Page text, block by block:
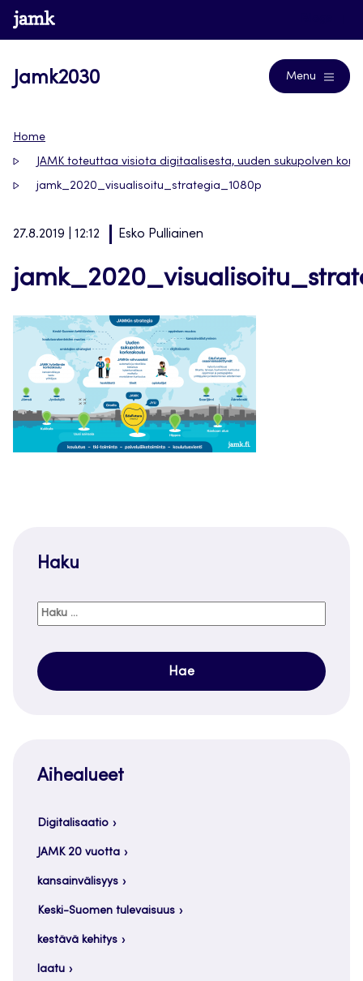
Siirry
suoraan
www.jamk.fi
Jamk2030 Menu
Home
JAMK toteuttaa visiota digitaalisesta, uuden sukupolven
jamk_2020_visualisoitu_strategia_1080p
27.8.2019 | 12:12 Esko Pulliainen
Haku
Haku:
Aihealueet
Digitalisaatio
JAMK 20 vuotta
kansainvälisyys
Keski-Suomen tulevaisuus
kestävä kehitys
laatu